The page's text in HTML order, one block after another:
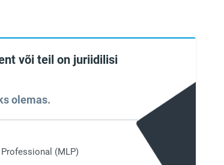
või teil on juriidilisi
olemas.
(MLP)